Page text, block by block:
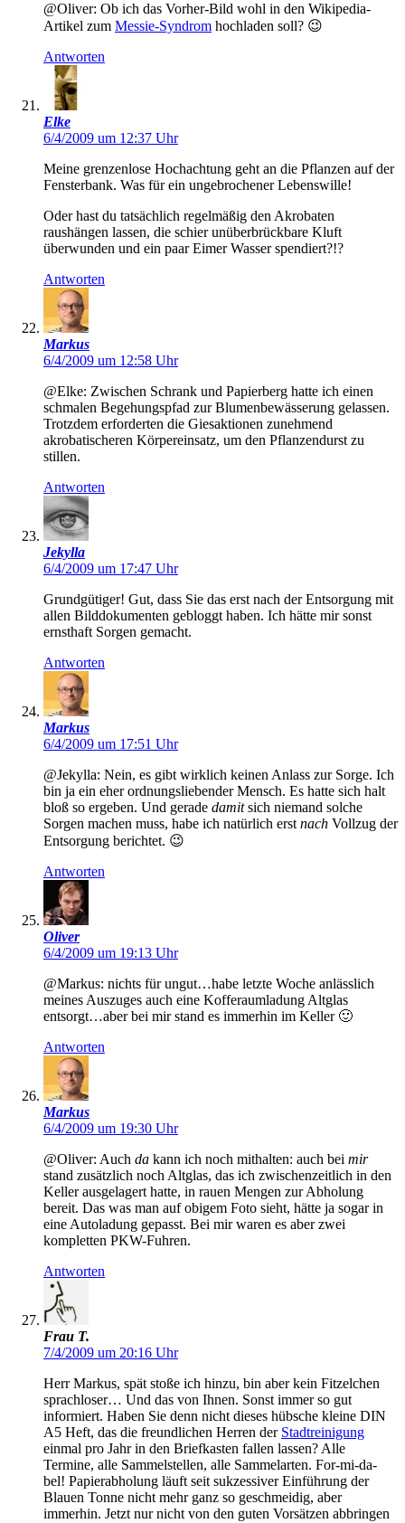
@Oliver: Ob ich das Vorher-Bild wohl in den Wikipedia-
Artikel zum Messie-Syndrom hochladen soll? 😉
Antworten
Elke
6/4/2009 um 12:37 Uhr
Meine grenzenlose Hochachtung geht an die Pflanzen auf der
Fensterbank. Was für ein ungebrochener Lebenswille!
Oder hast du tatsächlich regelmäßig den Akrobaten
raushängen lassen, die schier unüberbrückbare Kluft
überwunden und ein paar Eimer Wasser spendiert?!?
Antworten
Markus
6/4/2009 um 12:58 Uhr
@Elke: Zwischen Schrank und Papierberg hatte ich einen
schmalen Begehungspfad zur Blumenbewässerung gelassen.
Trotzdem erforderten die Giesaktionen zunehmend
akrobatischeren Körpereinsatz, um den Pflanzendurst zu
stillen.
Antworten
Jekylla
6/4/2009 um 17:47 Uhr
Grundgütiger! Gut, dass Sie das erst nach der Entsorgung mit
allen Bilddokumenten gebloggt haben. Ich hätte mir sonst
ernsthaft Sorgen gemacht.
Antworten
Markus
6/4/2009 um 17:51 Uhr
@Jekylla: Nein, es gibt wirklich keinen Anlass zur Sorge. Ich
bin ja ein eher ordnungsliebender Mensch. Es hatte sich halt
bloß so ergeben. Und gerade damitsich niemand solche
Sorgen machen muss, habe ich natürlich erst nach Vollzug der
Entsorgung berichtet. 😉
Antworten
Oliver
6/4/2009 um 19:13 Uhr
@Markus: nichts für ungut…habe letzte Woche anlässlich
meines Auszuges auch eine Kofferaumladung Altglas
entsorgt…aber bei mir stand es immerhin im Keller 🙂
Antworten
Markus
6/4/2009 um 19:30 Uhr
@Oliver: Auch da kann ich noch mithalten: auch bei mir
stand zusätzlich noch Altglas, das ich zwischenzeitlich in den
Keller ausgelagert hatte, in rauen Mengen zur Abholung
bereit. Das was man auf obigem Foto sieht, hätte ja sogar in
eine Autoladung gepasst. Bei mir waren es aber zwei
kompletten PKW-Fuhren.
Antworten
Frau T.
7/4/2009 um 20:16 Uhr
Herr Markus, spät stoße ich hinzu, bin aber kein Fitzelchen
sprachloser… Und das von Ihnen. Sonst immer so gut
informiert. Haben Sie denn nicht dieses hübsche kleine DIN
A5 Heft, das die freundlichen Herren der Stadtreinigung
einmal pro Jahr in den Briefkasten fallen lassen? Alle
Termine, alle Sammelstellen, alle Sammelarten. For-mi-da-
bel! Papierabholung läuft seit sukzessiver Einführung der
Blauen Tonne nicht mehr ganz so geschmeidig, aber
immerhin. Jetzt nur nicht von den guten Vorsätzen abbringen